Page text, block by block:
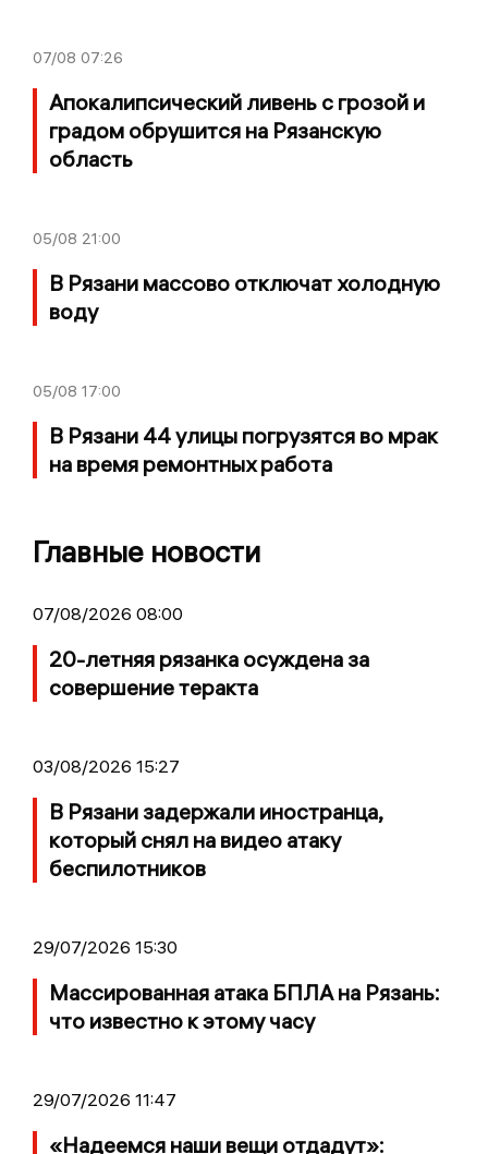
07/08 07:26
Апокалипсический ливень с грозой и
градом обрушится на Рязанскую
область
05/08 21:00
В Рязани массово отключат холодную
воду
05/08 17:00
В Рязани 44 улицы погрузятся во мрак
на время ремонтных работа
Главные новости
07/08/2026 08:00
20-летняя рязанка осуждена за
совершение теракта
03/08/2026 15:27
В Рязани задержали иностранца,
который снял на видео атаку
беспилотников
29/07/2026 15:30
Массированная атака БПЛА на Рязань:
что известно к этому часу
29/07/2026 11:47
«Надеемся наши вещи отдадут»: